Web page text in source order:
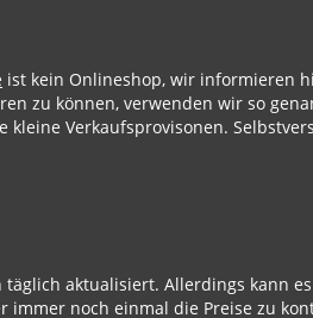
ist kein Onlineshop, wir informieren
zu können, verwenden wir so
kleine Verkaufsprovisonen.
täglich aktualisiert. Allerdings kann
immer noch einmal die Preise zu